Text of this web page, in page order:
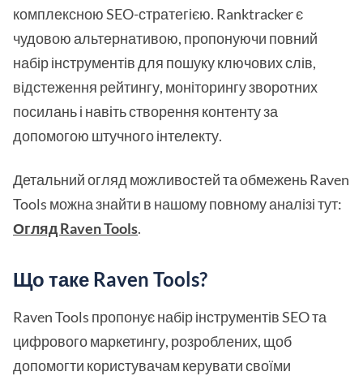
комплексною SEO-стратегією. Ranktracker є
чудовою альтернативою, пропонуючи повний
набір інструментів для пошуку ключових слів,
відстеження рейтингу, моніторингу зворотних
посилань і навіть створення контенту за
допомогою штучного інтелекту.
Детальний огляд можливостей та обмежень Raven
Tools можна знайти в нашому повному аналізі тут:
Огляд Raven Tools.
Що таке Raven Tools?
Raven Tools пропонує набір інструментів SEO та
цифрового маркетингу, розроблених, щоб
допомогти користувачам керувати своїми